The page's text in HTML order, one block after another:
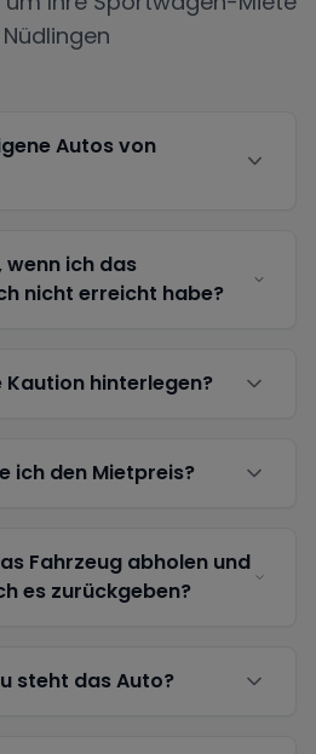
Nüdlingen
Autos von
wenn ich das
nicht erreicht habe?
Kaution hinterlegen?
ich den Mietpreis?
Fahrzeug abholen und
es zurückgeben?
steht das Auto?